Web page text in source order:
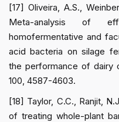
[17] Oliveira, A.S.,
Meta-analysis of
homofermentative and
acid bacteria on silage
the performance of dairy
100, 4587-4603.
[18] Taylor, C.C., Ranjit,
of treating whole-plant